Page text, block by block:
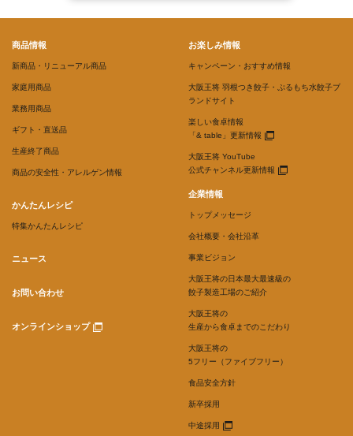
商品情報
新商品・リニューアル商品
家庭用商品
業務用商品
ギフト・直送品
生産終了商品
商品の安全性・アレルゲン情報
お楽しみ情報
キャンペーン・おすすめ情報
大阪王将 羽根つき餃子・ぷるもち水餃子ブ
ランドサイト
楽しい食卓情報
「& table」更新情報
大阪王将 YouTube
公式チャンネル更新情報
かんたんレシピ
特集かんたんレシピ
ニュース
お問い合わせ
オンラインショップ
企業情報
トップメッセージ
会社概要・会社沿革
事業ビジョン
大阪王将の日本最大最速級の
餃子製造工場のご紹介
大阪王将の
生産から食卓までのこだわり
大阪王将の
5フリー（ファイブフリー）
食品安全方針
新卒採用
中途採用